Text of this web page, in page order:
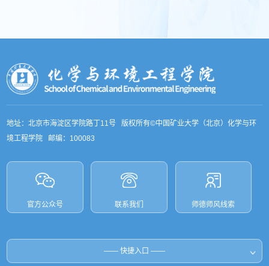
地址：北京市海淀区学院路丁11号 版权所有©中国矿业大学（北京）化学与环
境工程学院 邮编：100083
官方公众号 联系我们 师德师风线索
—— 快捷入口 ——